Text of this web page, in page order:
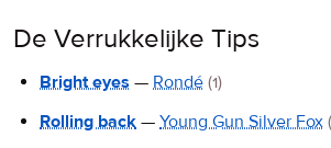
De Verrukkelijke Tips
Bright eyes — Rondé (1)
Rolling back — Young Gun Silver Fox